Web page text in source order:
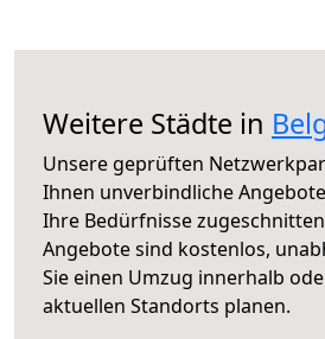
Weitere Städte in
Unsere geprüften
Ihnen unverbindliche
Ihre Bedürfnisse
Angebote sind kostenlos,
Sie einen Umzug innerhalb
aktuellen Standorts planen.